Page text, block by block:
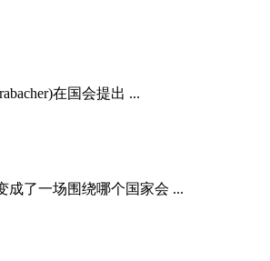
在国会提出 ...
成了一场围绕哪个国家会 ...